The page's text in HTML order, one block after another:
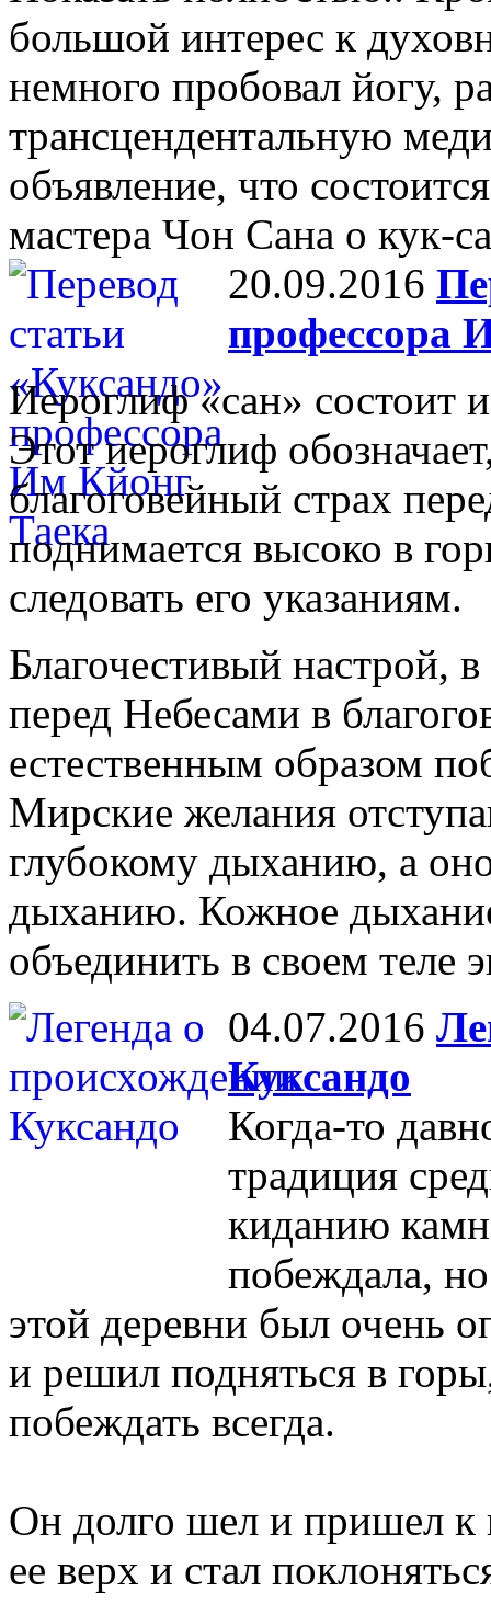
большой интерес к
немного пробовал йогу,
трансцендентальную
объявление, что
мастера Чон Сана о кук-
20.09.2016
профессора
Иероглиф «сан» состоит
Этот иероглиф
благоговейный страх
поднимается высоко в
следовать его указаниям.
Благочестивый настрой,
перед Небесами в
естественным образом
Мирские желания
глубокому дыханию, а
дыханию. Кожное
объединить в своем теле
04.07.2016
Куксандо
Когда-то
традиция
киданию
побеждала,
этой деревни был очень
и решил подняться в
побеждать всегда.
Он долго шел и пришел к
ее верх и стал